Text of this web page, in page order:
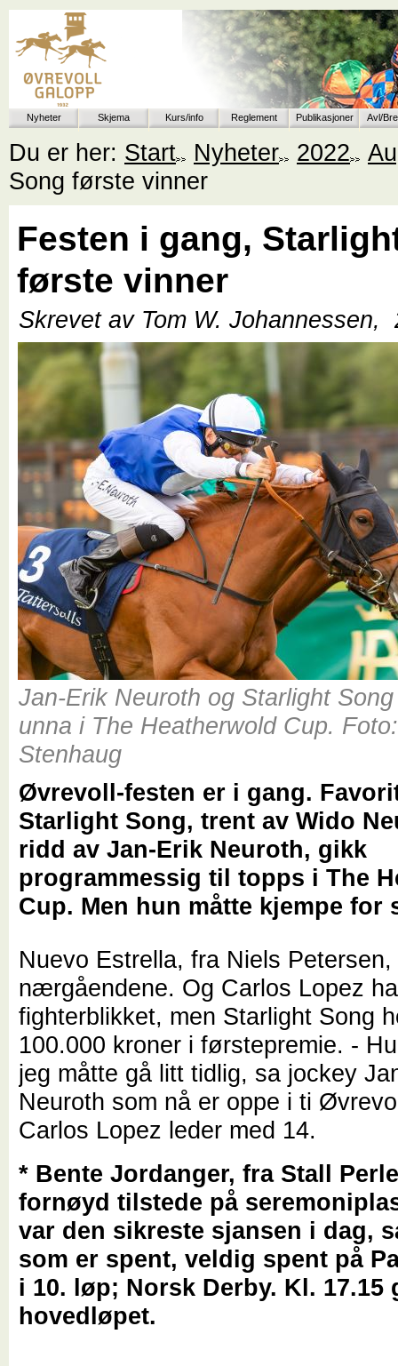
Nyheter Skjema Kurs/info Reglement Publikasjoner Avl/
Du er her: Start Nyheter 2022
Song første vinner
Festen i gang,
første vinner
Skrevet av Tom W. Johannessen,
Jan-Erik Neuroth og Starlight
unna i The Heatherwold Cup.
Stenhaug
Øvrevoll-festen er i gang.
Starlight Song, trent av Wido
ridd av Jan-Erik Neuroth, gikk
programmessig til topps i The
Cup. Men hun måtte kjempe for
Nuevo Estrella, fra Niels
nærgåendene. Og Carlos Lopez
fighterblikket, men Starlight Song
100.000 kroner i førstepremie. -
jeg måtte gå litt tidlig, sa jockey
Neuroth som nå er oppe i ti
Carlos Lopez leder med 14.
* Bente Jordanger, fra Stall
fornøyd tilstede på
var den sikreste sjansen i dag,
som er spent, veldig spent på
i 10. løp; Norsk Derby. Kl. 17.15
hovedløpet.